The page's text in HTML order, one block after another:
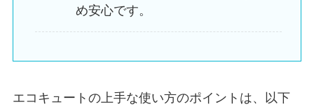
め安心です。
エコキュートの上手な使い方のポイントは、以下